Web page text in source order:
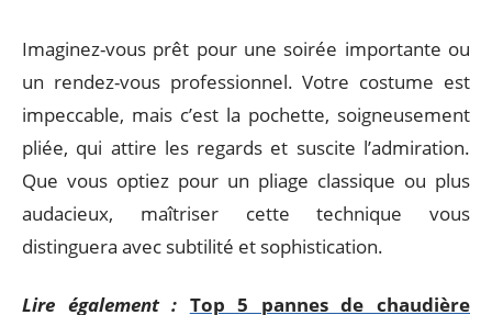
Imaginez-vous prêt pour une soirée importante ou
un rendez-vous professionnel. Votre costume est
impeccable, mais c’est la pochette, soigneusement
pliée, qui attire les regards et suscite l’admiration.
Que vous optiez pour un pliage classique ou plus
audacieux, maîtriser cette technique vous
distinguera avec subtilité et sophistication.
Lire également : Top 5 pannes de chaudière